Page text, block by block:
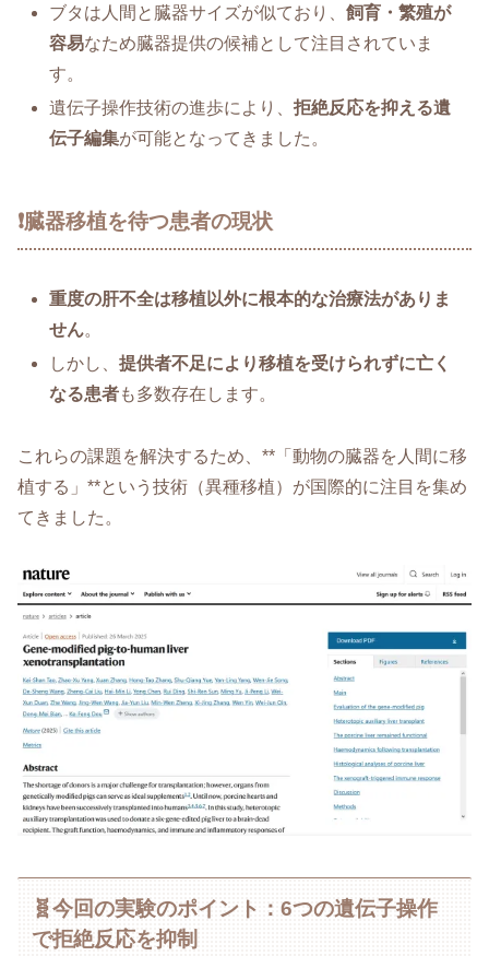
ブタは人間と臓器サイズが似ており、飼育・繁殖が
容易なため臓器提供の候補として注目されていま
す。
遺伝子操作技術の進歩により、拒絶反応を抑える遺
伝子編集が可能となってきました。
❗臓器移植を待つ患者の現状
重度の肝不全は移植以外に根本的な治療法がありま
せん。
しかし、提供者不足により移植を受けられずに亡く
なる患者も多数存在します。
これらの課題を解決するため、**「動物の臓器を人間に移
植する」**という技術（異種移植）が国際的に注目を集め
てきました。
🧬今回の実験のポイント：6つの遺伝子操作
で拒絶反応を抑制